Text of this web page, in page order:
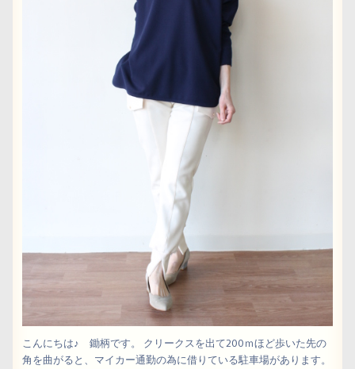
こんにちは♪ 鋤柄です。 クリークスを出て200ｍほど歩いた先の
角を曲がると、マイカー通勤の為に借りている駐車場があります。